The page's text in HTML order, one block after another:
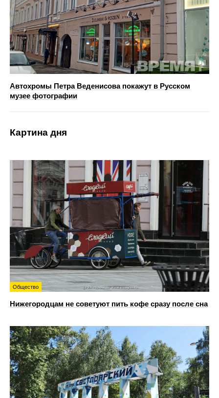
Автохромы Петра Веденисова покажут в Русском
музее фотографии
Картина дня
Общество
Нижегородцам не советуют пить кофе сразу после сна